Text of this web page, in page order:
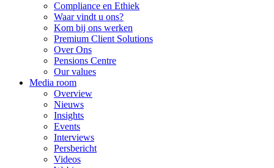
Compliance en Ethiek
Waar vindt u ons?
Kom bij ons werken
Premium Client Solutions
Over Ons
Pensions Centre
Our values
Media room
Overview
Nieuws
Insights
Events
Interviews
Persbericht
Videos